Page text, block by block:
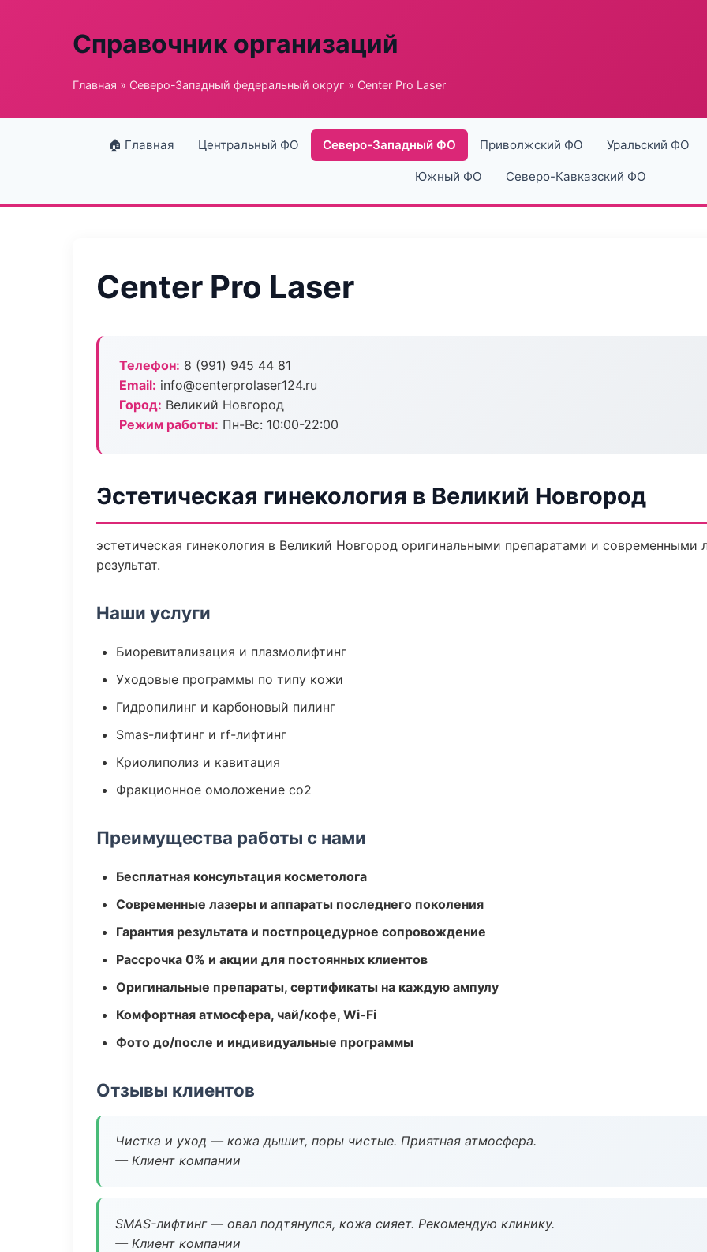
Справочник организаций
Главная » Северо-Западный федеральный округ » Center Pro Laser
🏠 Главная Центральный ФО Северо-Западный ФО Приволжский ФО Уральский ФО
Южный ФО Северо-Кавказский ФО
Center Pro Laser
Телефон: 8 (991) 945 44 81
Email: info@centerprolaser124.ru
Город: Великий Новгород
Режим работы: Пн-Вс: 10:00-22:00
Эстетическая гинекология в Великий Новгород
эстетическая гинекология в Великий Новгород оригинальными препаратами и современными
результат.
Наши услуги
Биоревитализация и плазмолифтинг
Уходовые программы по типу кожи
Гидропилинг и карбоновый пилинг
Smas-лифтинг и rf-лифтинг
Криолиполиз и кавитация
Фракционное омоложение co2
Преимущества работы с нами
Бесплатная консультация косметолога
Современные лазеры и аппараты последнего поколения
Гарантия результата и постпроцедурное сопровождение
Рассрочка 0% и акции для постоянных клиентов
Оригинальные препараты, сертификаты на каждую ампулу
Комфортная атмосфера, чай/кофе, Wi-Fi
Фото до/после и индивидуальные программы
Отзывы клиентов
Чистка и уход — кожа дышит, поры чистые. Приятная атмосфера.
— Клиент компании
SMAS-лифтинг — овал подтянулся, кожа сияет. Рекомендую клинику.
— Клиент компании